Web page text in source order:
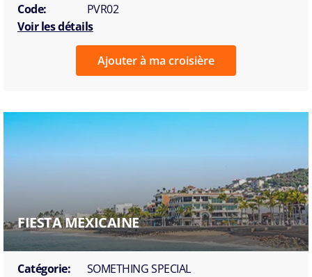
Code:
PVR02
Voir les détails
Ajouter à ma croisière
FIESTA MEXICAINE
Catégorie:
SOMETHING SPECIAL